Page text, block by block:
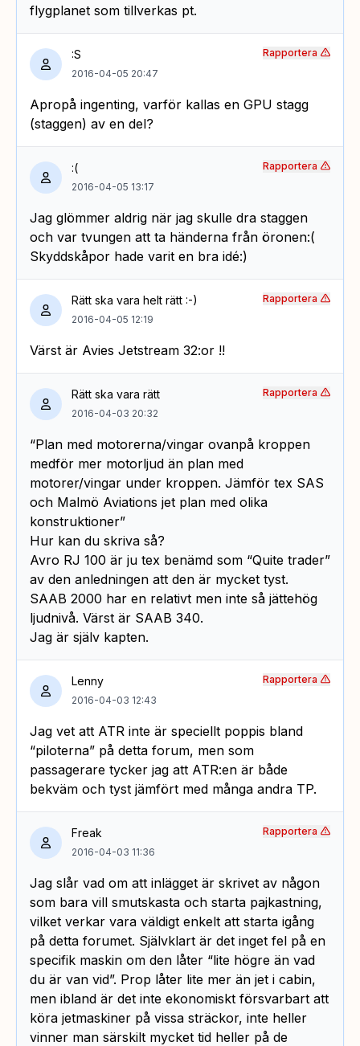
flygplanet som tillverkas pt.
:S
2016-04-05 20:47
Apropå ingenting, varför kallas en GPU stagg
(staggen) av en del?
Rapportera
:(
2016-04-05 13:17
Jag glömmer aldrig när jag skulle dra staggen
och var tvungen att ta händerna från öronen:(
Skyddskåpor hade varit en bra idé:)
Rapportera
Rätt ska vara helt rätt :-)
2016-04-05 12:19
Värst är Avies Jetstream 32:or !!
Rapportera
Rätt ska vara rätt
2016-04-03 20:32
“Plan med motorerna/vingar ovanpå kroppen
medför mer motorljud än plan med
motorer/vingar under kroppen. Jämför tex SAS
och Malmö Aviations jet plan med olika
konstruktioner”
Hur kan du skriva så?
Avro RJ 100 är ju tex benämd som “Quite trader”
av den anledningen att den är mycket tyst.
SAAB 2000 har en relativt men inte så jättehög
ljudnivå. Värst är SAAB 340.
Jag är själv kapten.
Rapportera
Lenny
2016-04-03 12:43
Jag vet att ATR inte är speciellt poppis bland
“piloterna” på detta forum, men som
passagerare tycker jag att ATR:en är både
bekväm och tyst jämfört med många andra TP.
Rapportera
Freak
2016-04-03 11:36
Jag slår vad om att inlägget är skrivet av någon
som bara vill smutskasta och starta pajkastning,
vilket verkar vara väldigt enkelt att starta igång
på detta forumet. Självklart är det inget fel på en
specifik maskin om den låter “lite högre än vad
du är van vid”. Prop låter lite mer än jet i cabin,
men ibland är det inte ekonomiskt försvarbart att
köra jetmaskiner på vissa sträckor, inte heller
vinner man särskilt mycket tid heller på de
Rapportera